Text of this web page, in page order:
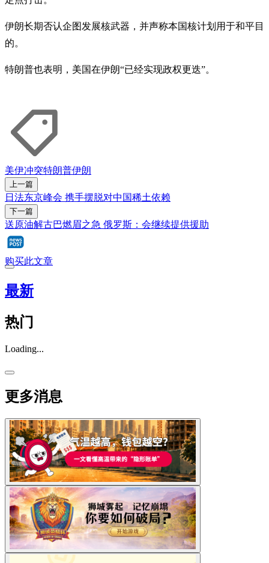
伊朗长期否认企图发展核武器，并声称本国核计划用于和平目
的。
特朗普也表明，美国在伊朗“已经实现政权更迭”。
美伊冲突特朗普伊朗
上一篇
日法东京峰会 携手摆脱对中国稀土依赖
下一篇
送原油解古巴燃眉之急 俄罗斯：会继续提供援助
购买此文章
最新
热门
Loading...
更多消息